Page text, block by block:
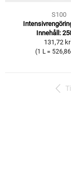
S100
Innehåll:
131,72 kr
(1 L =